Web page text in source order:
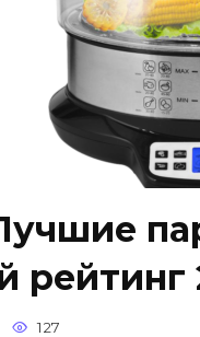
рейтинг
127